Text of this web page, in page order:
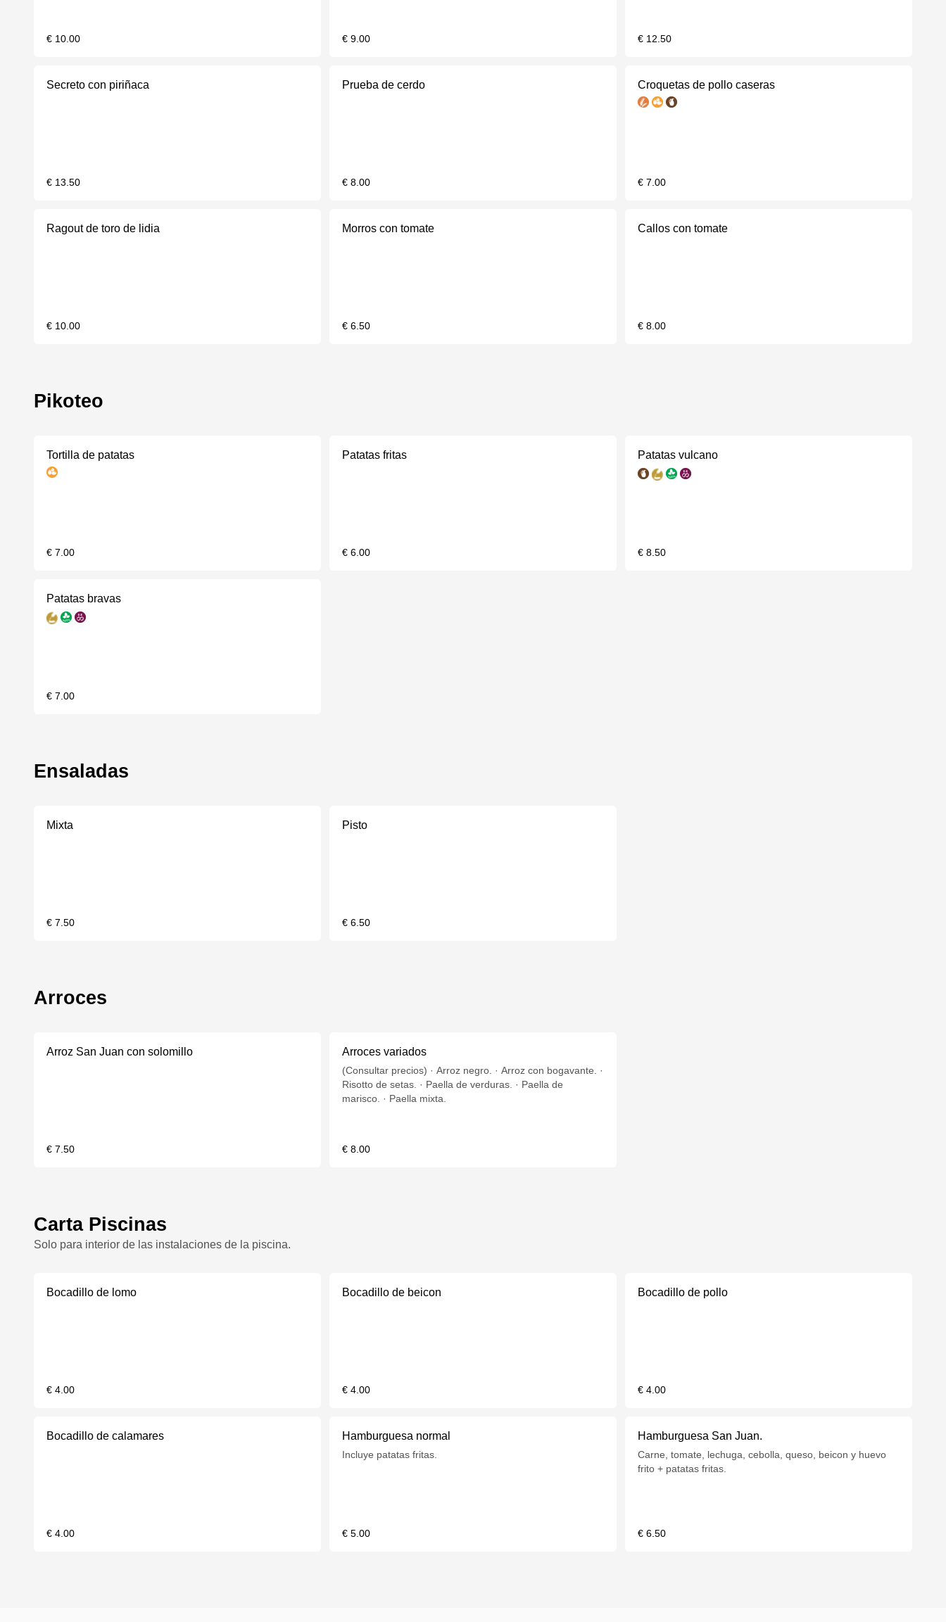
€ 10.00 € 9.00 € 12.50
Secreto con piriñaca
€ 13.50
Prueba de cerdo
€ 8.00
Croquetas de pollo caseras
€ 7.00
Ragout de toro de lidia
€ 10.00
Morros con tomate
€ 6.50
Callos con tomate
€ 8.00
Pikoteo
Tortilla de patatas
€ 7.00
Patatas fritas
€ 6.00
Patatas vulcano
€ 8.50
Patatas bravas
€ 7.00
Ensaladas
Mixta
€ 7.50
Pisto
€ 6.50
Arroces
Arroz San Juan con solomillo
€ 7.50
Arroces variados
(Consultar precios) · Arroz negro. · Arroz con bogavante. ·
Risotto de setas. · Paella de verduras. · Paella de
marisco. · Paella mixta.
€ 8.00
Carta Piscinas
Solo para interior de las instalaciones de la piscina.
Bocadillo de lomo
€ 4.00
Bocadillo de beicon
€ 4.00
Bocadillo de pollo
€ 4.00
Bocadillo de calamares
€ 4.00
Hamburguesa normal
Incluye patatas fritas.
€ 5.00
Hamburguesa San Juan.
Carne, tomate, lechuga, cebolla, queso, beicon y huevo
frito + patatas fritas.
€ 6.50